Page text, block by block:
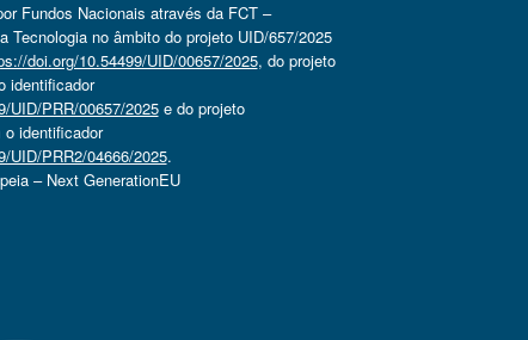
Fundos Nacionais através da FCT –
Tecnologia no âmbito do projeto UID/657/2025
doi.org/10.54499/UID/00657/2025, do projeto
identificador
UID/PRR/00657/2025e do projeto
o identificador
UID/PRR2/04666/2025.
– Next GenerationEU